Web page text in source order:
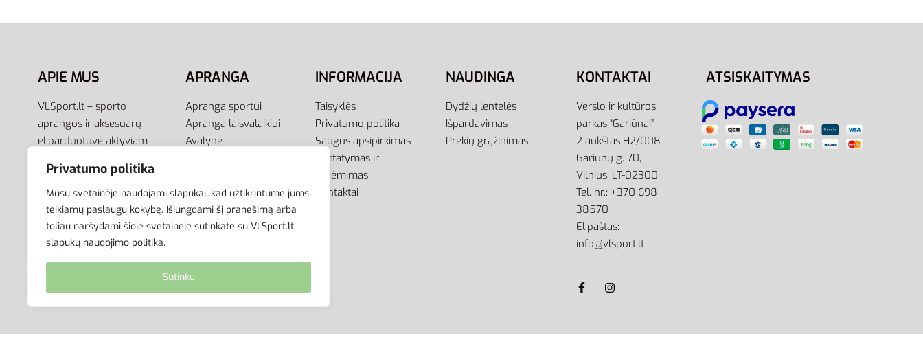
Privatumo politika
Mūsų svetainėje naudojami slapukai, kad užtikrintume jums
teikiamų paslaugų kokybę. Išjungdami šį pranešimą arba
toliau naršydami šioje svetainėje sutinkate su VLSport.lt
slapukų naudojimo politika.
Sutinku
Pasirinkti savybes
APIE MUS
VLSport.lt – sporto
aprangos ir aksesuarų
el.parduotuvė aktyviam
aprangą visai šeimai –
vyrams, moterims bei
vaikams.
APRANGA
Apranga sportui
Apranga laisvalaikiui
Avalynė
INFORMACIJA
Taisyklės
Privatumo politika
Saugus apsipirkimas
Pristatymas ir
atsiėmimas
Kontaktai
NAUDINGA
Dydžių lentelės
Išpardavimas
Prekių grąžinimas
KONTAKTAI
Verslo ir kultūros
parkas “Gariūnai”
2 aukštas H2/008
Gariūnų g. 70,
Vilnius, LT-02300
Tel. nr.: +370 698
38570
El.paštas:
info@vlsport.lt
ATSISKAITYMAS